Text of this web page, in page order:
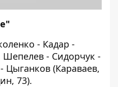
- Кадар -
- Сидорчук -
Цыганков (Караваев,
73).